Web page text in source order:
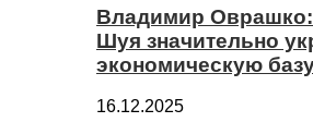
Владимир Оврашко:
Шуя значительно
экономическую
16.12.2025